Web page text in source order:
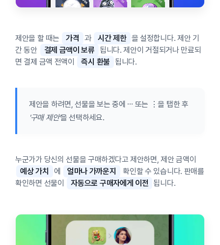
제안을 할 때는 가격 과 시간 제한 을 설정합니다. 제안 기
간 동안
결제 금액이 보류 됩니다. 제안이 거절되거나 만료되
면 결제 금액 전액이
즉시 환불 됩니다.
제안을 하려면, 선물을 보는 중에 ⋯ 또는 ⋮을 탭한 후
'구매 제안'을 선택하세요.
누군가가 당신의 선물을 구매하겠다고 제안하면, 제안 금액이
예상 가치
에 얼마나 가까운지
확인할 수 있습니다. 판매를
확인하면 선물이
자동으로 구매자에게 이전 됩니다.